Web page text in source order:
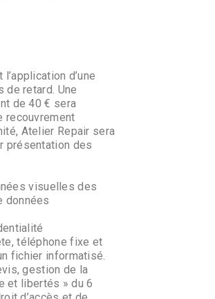
d’une
de retard. Une
de 40 € sera
recouvrement
Atelier Repair sera
présentation des
visuelles des
données
téléphone fixe et
fichier informatisé.
gestion de la
et libertés » du 6